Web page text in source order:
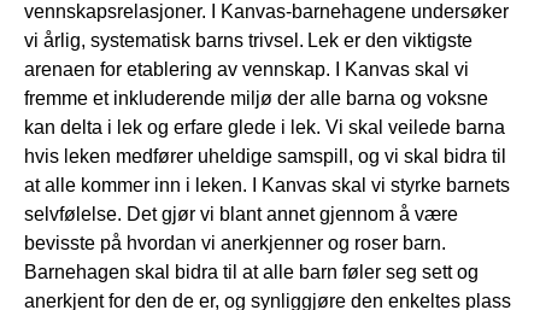
vennskapsrelasjoner. I Kanvas-barnehagene undersøker
vi årlig, systematisk barns trivsel. Lek er den viktigste
arenaen for etablering av vennskap. I Kanvas skal vi
fremme et inkluderende miljø der alle barna og voksne
kan delta i lek og erfare glede i lek. Vi skal veilede barna
hvis leken medfører uheldige samspill, og vi skal bidra til
at alle kommer inn i leken. I Kanvas skal vi styrke barnets
selvfølelse. Det gjør vi blant annet gjennom å være
bevisste på hvordan vi anerkjenner og roser barn.
Barnehagen skal bidra til at alle barn føler seg sett og
anerkjent for den de er, og synliggjøre den enkeltes plass